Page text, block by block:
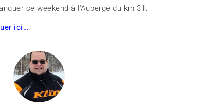
ce weekend à l'Auberge du km 31.
ici…